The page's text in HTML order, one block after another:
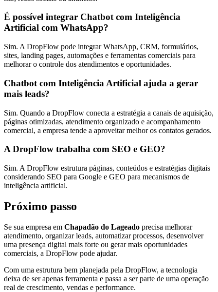
É possível integrar Chatbot com Inteligência
Artificial com WhatsApp?
Sim. A DropFlow pode integrar WhatsApp, CRM, formulários,
sites, landing pages, automações e ferramentas comerciais para
melhorar o controle dos atendimentos e oportunidades.
Chatbot com Inteligência Artificial ajuda a gerar
mais leads?
Sim. Quando a DropFlow conecta a estratégia a canais de aquisição,
páginas otimizadas, atendimento organizado e acompanhamento
comercial, a empresa tende a aproveitar melhor os contatos gerados.
A DropFlow trabalha com SEO e GEO?
Sim. A DropFlow estrutura páginas, conteúdos e estratégias digitais
considerando SEO para Google e GEO para mecanismos de
inteligência artificial.
Próximo passo
Se sua empresa em Chapadão do Lageado precisa melhorar
atendimento, organizar leads, automatizar processos, desenvolver
uma presença digital mais forte ou gerar mais oportunidades
comerciais, a DropFlow pode ajudar.
Com uma estrutura bem planejada pela DropFlow, a tecnologia
deixa de ser apenas ferramenta e passa a ser parte de uma operação
real de crescimento, vendas e performance.